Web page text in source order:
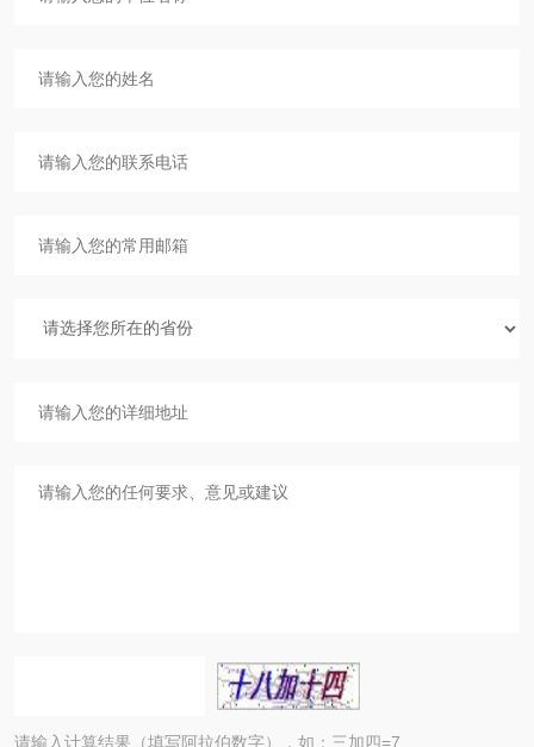
请输入计算结果（填写阿拉伯数字），如：三加四=7